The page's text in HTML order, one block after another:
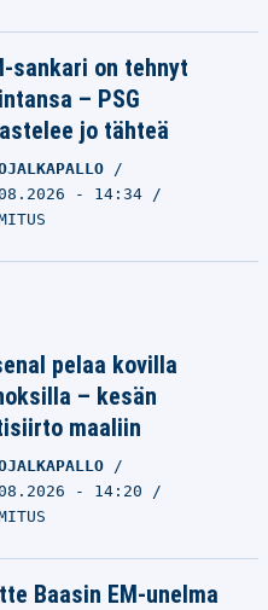
sankari on tehnyt
– PSG
jo tähteä
- 14:34
pelaa kovilla
– kesän
maaliin
- 14:20
Baasin EM-unelma